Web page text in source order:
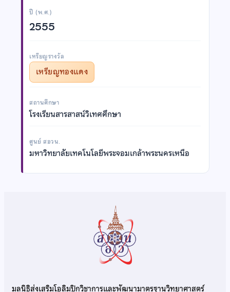
ปี (พ.ศ.)
2555
เหรียญรางวัล
เหรียญทองแดง
สถานศึกษา
โรงเรียนสารสาสน์วิเทศศึกษา
ศูนย์ สอวน.
มหาวิทยาลัยเทคโนโลยีพระจอมเกล้าพระนครเหนือ
มูลนิธิส่งเสริมโอลิมปิกวิชาการและพัฒนามาตรฐานวิทยาศาสตร์